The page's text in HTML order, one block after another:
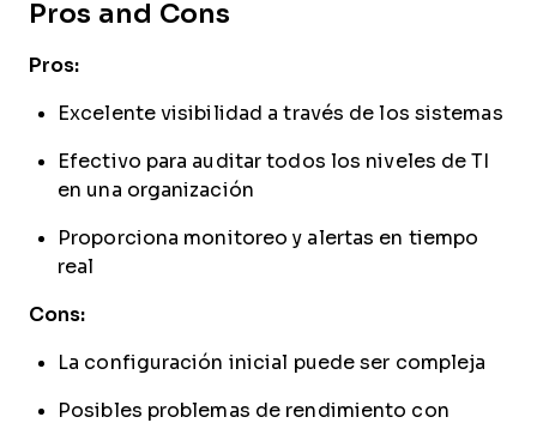
Pros and Cons
Pros:
Excelente visibilidad a través de los sistemas
Efectivo para auditar todos los niveles de TI
en una organización
Proporciona monitoreo y alertas en tiempo
real
Cons:
La configuración inicial puede ser compleja
Posibles problemas de rendimiento con